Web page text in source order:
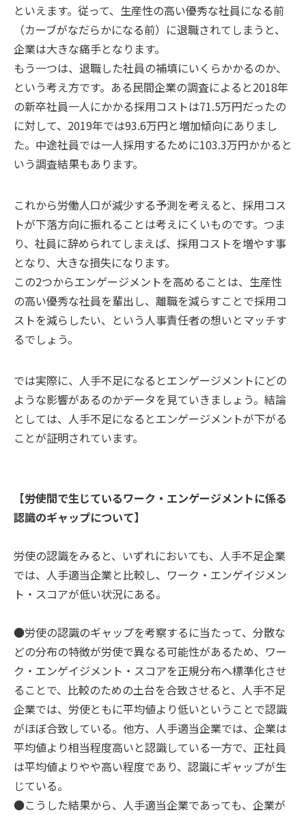
といえます。従って、生産性の高い優秀な社員になる前
（カーブがなだらかになる前）に退職されてしまうと、
企業は大きな痛手となります。
もう一つは、退職した社員の補填にいくらかかるのか、
という考え方です。ある民間企業の調査によると2018年
の新卒社員一人にかかる採用コストは71.5万円だったの
に対して、2019年では93.6万円と増加傾向にありまし
た。中途社員では一人採用するために103.3万円かかると
いう調査結果もあります。
これから労働人口が減少する予測を考えると、採用コス
トが下落方向に振れることは考えにくいものです。つま
り、社員に辞められてしまえば、採用コストを増やす事
となり、大きな損失になります。
この2つからエンゲージメントを高めることは、生産性
の高い優秀な社員を輩出し、離職を減らすことで採用コ
ストを減らしたい、という人事責任者の想いとマッチす
るでしょう。
では実際に、人手不足になるとエンゲージメントにどの
ような影響があるのかデータを見ていきましょう。結論
としては、人手不足になるとエンゲージメントが下がる
ことが証明されています。
【労使間で生じているワーク・エンゲージメントに係る
認識のギャップについて】
労使の認識をみると、いずれにおいても、人手不足企業
では、人手適当企業と比較し、ワーク・エンゲイジメン
ト・スコアが低い状況にある。
●労使の認識のギャップを考察するに当たって、分散な
どの分布の特徴が労使で異なる可能性があるため、ワー
ク・エンゲイジメント・スコアを正規分布へ標準化させ
ることで、比較のための土台を合致させると、人手不足
企業では、労使ともに平均値より低いということで認識
がほぼ合致している。他方、人手適当企業では、企業は
平均値より相当程度高いと認識している一方で、正社員
は平均値よりやや高い程度であり、認識にギャップが生
じている。
●こうした結果から、人手適当企業であっても、企業が